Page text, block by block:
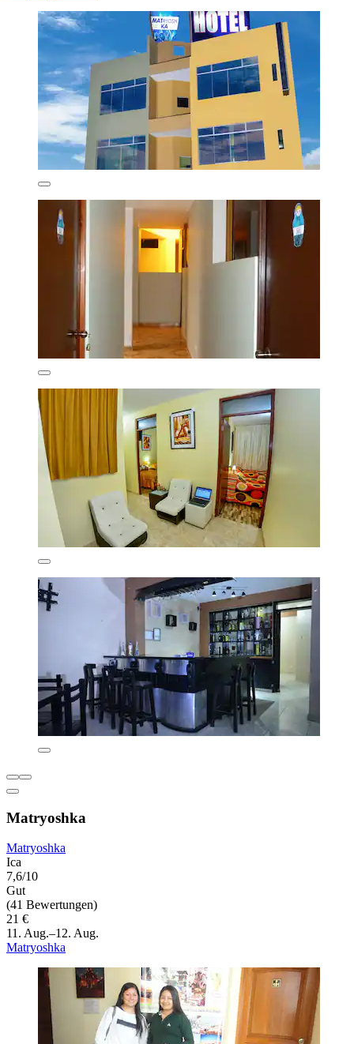
Matryoshka
Matryoshka
Ica
7,6/10
Gut
(41 Bewertungen)
21 €
11. Aug.–12. Aug.
Matryoshka